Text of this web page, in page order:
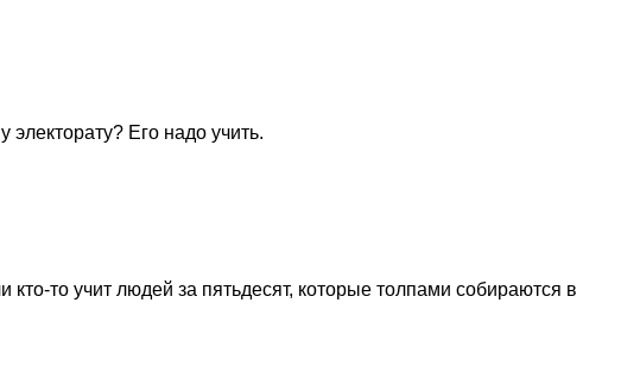
Его надо учить.
то учит людей за пятьдесят, которые толпами собираются в